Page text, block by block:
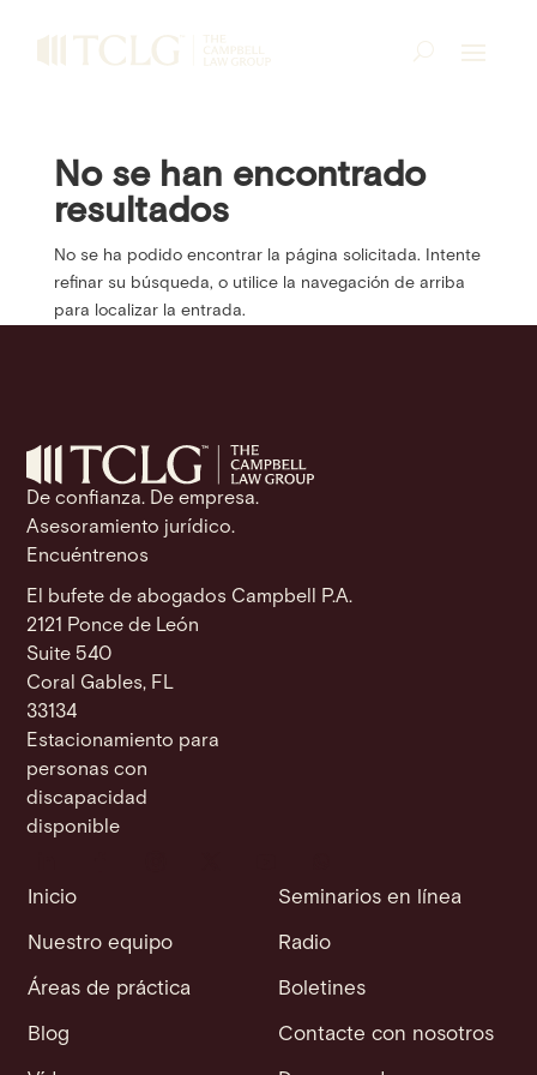
No se han encontrado
resultados
No se ha podido encontrar la página solicitada. Intente
refinar su búsqueda, o utilice la navegación de arriba
para localizar la entrada.
De confianza. De empresa.
Asesoramiento jurídico.
Encuéntrenos
El bufete de abogados Campbell P.A.
2121 Ponce de León
Suite 540
Coral Gables, FL
33134
Estacionamiento para
personas con
discapacidad
disponible
Inicio
Nuestro equipo
Áreas de práctica
Blog
Seminarios en línea
Radio
Boletines
Contacte con nosotros